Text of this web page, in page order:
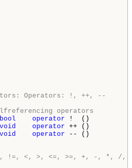
Operators: !, ++, --
operators
bool operator !
void operator ++ ()
void operator -- ()
!=, <, >, <=, >=, +, -, *, /,